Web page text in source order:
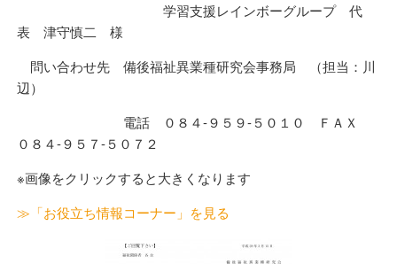
学習支援レインボーグループ 代
表 津守慎二 様
問い合わせ先 備後福祉異業種研究会事務局 （担当：川
辺）
電話 ０８４-９５９-５０１０ ＦＡＸ
０８４-９５７-５０７２
※画像をクリックすると大きくなります
≫「お役立ち情報コーナー」を見る